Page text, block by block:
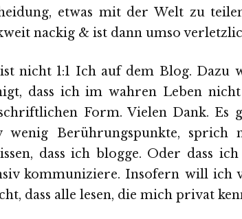
etwas mit der Welt zu
nackig & ist dann umso
nicht 1:1 Ich auf dem Blog. Dazu
dass ich im wahren Leben
Form. Vielen Dank. Es
wenig Berührungspunkte, sprich
dass ich blogge. Oder dass ich
kommuniziere. Insofern will ich
dass alle lesen, die mich privat